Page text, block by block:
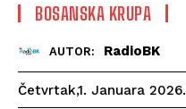
BOSANSKA KRUPA
AUTOR: RadioBK
Četvrtak,1. Januara 2026.